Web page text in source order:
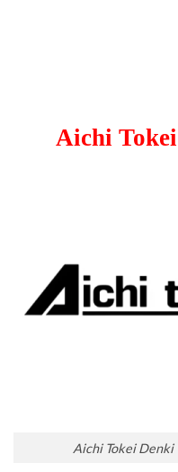
Aichi
Aichi Tokei Denki